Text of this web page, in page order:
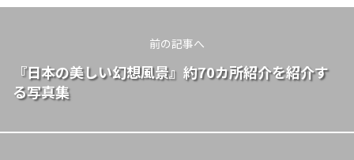
前の記事へ
『日本の美しい幻想風景』約70カ所紹介を紹介す
る写真集